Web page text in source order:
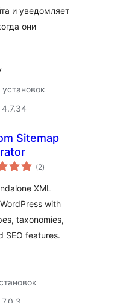
и уведомляет
они
4.7.34
Sitemap
(2общий
рейтинг
)
XML
with
taxonomies,
SEO features.